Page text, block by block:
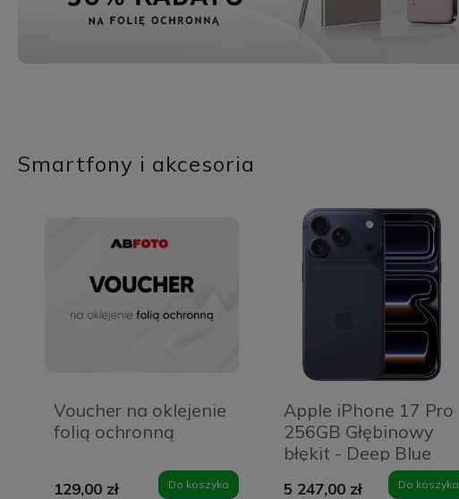
Smartfony i akcesoria
Voucher na oklejenie
folią ochronną
129,00 zł Do koszyka
Apple iPhone 17 Pro
256GB Głębinowy
błękit - Deep Blue
5 247,00 zł Do koszyka